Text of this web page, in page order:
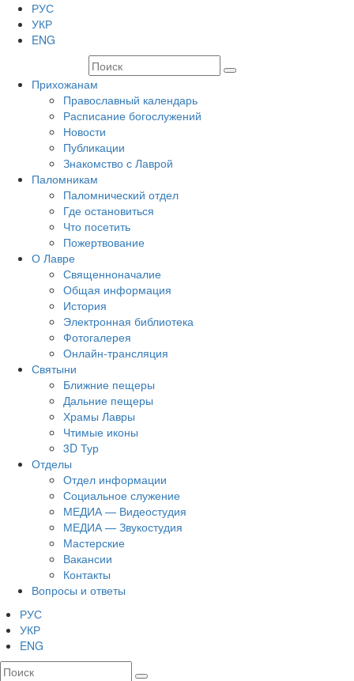
РУС
УКР
ENG
Прихожанам
Православный календарь
Расписание богослужений
Новости
Публикации
Знакомство с Лаврой
Паломникам
Паломнический отдел
Где остановиться
Что посетить
Пожертвование
О Лавре
Священноначалие
Общая информация
История
Электронная библиотека
Фотогалерея
Онлайн-трансляция
Святыни
Ближние пещеры
Дальние пещеры
Храмы Лавры
Чтимые иконы
3D Тур
Отделы
Отдел информации
Социальное служение
МЕДИА — Видеостудия
МЕДИА — Звукостудия
Мастерские
Вакансии
Контакты
Вопросы и ответы
РУС
УКР
ENG